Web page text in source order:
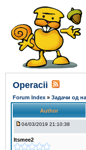
Operacii
Forum Index » Задачи од
Author
04/03/2019 21:10:38
Itsmee2